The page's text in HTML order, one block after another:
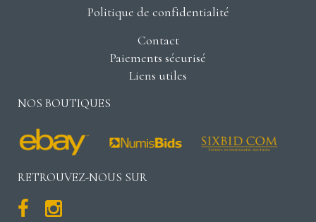
Politique de confidentialité
Contact
Paiements sécurisé
Liens utiles
NOS BOUTIQUES
RETROUVEZ-NOUS SUR